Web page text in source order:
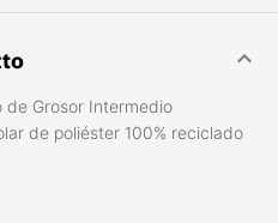
de Grosor Intermedio
de poliéster 100% reciclado